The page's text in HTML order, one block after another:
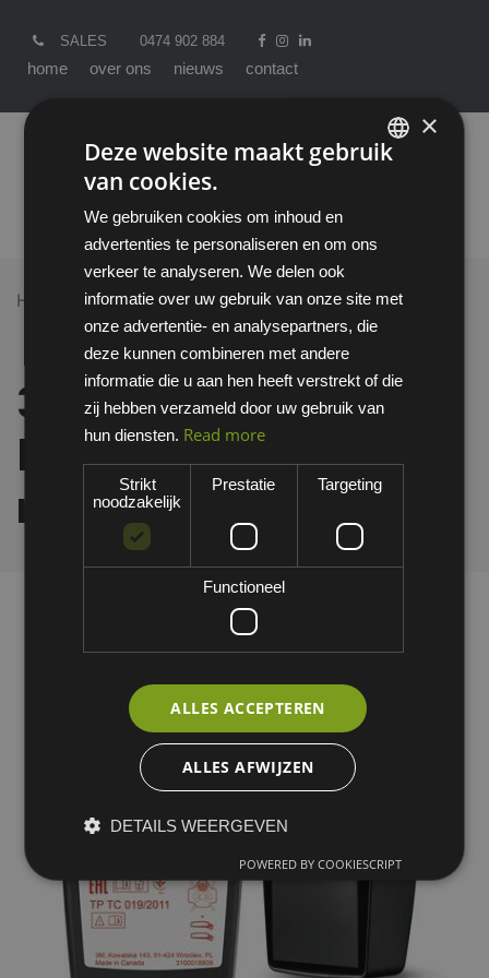
SALES 0474 902 884
home over ons nieuws contact
Home >All Products
3M Secure Click D9035 stoffilter P3 R met harde
behuizing
3M Secure Click
D9035 stoffilter P3 R
met harde behuizing
×
Deze website maakt gebruik
van cookies.
We gebruiken cookies om inhoud en
advertenties te personaliseren en om ons
verkeer te analyseren. We delen ook
informatie over uw gebruik van onze site met
onze advertentie- en analysepartners, die
deze kunnen combineren met andere
informatie die u aan hen heeft verstrekt of die
zij hebben verzameld door uw gebruik van
hun diensten. Read more
Strikt
noodzakelijk
Prestatie Targeting
Functioneel
ALLES ACCEPTEREN
ALLES AFWIJZEN
DETAILS WEERGEVEN
POWERED BY COOKIESCRIPT